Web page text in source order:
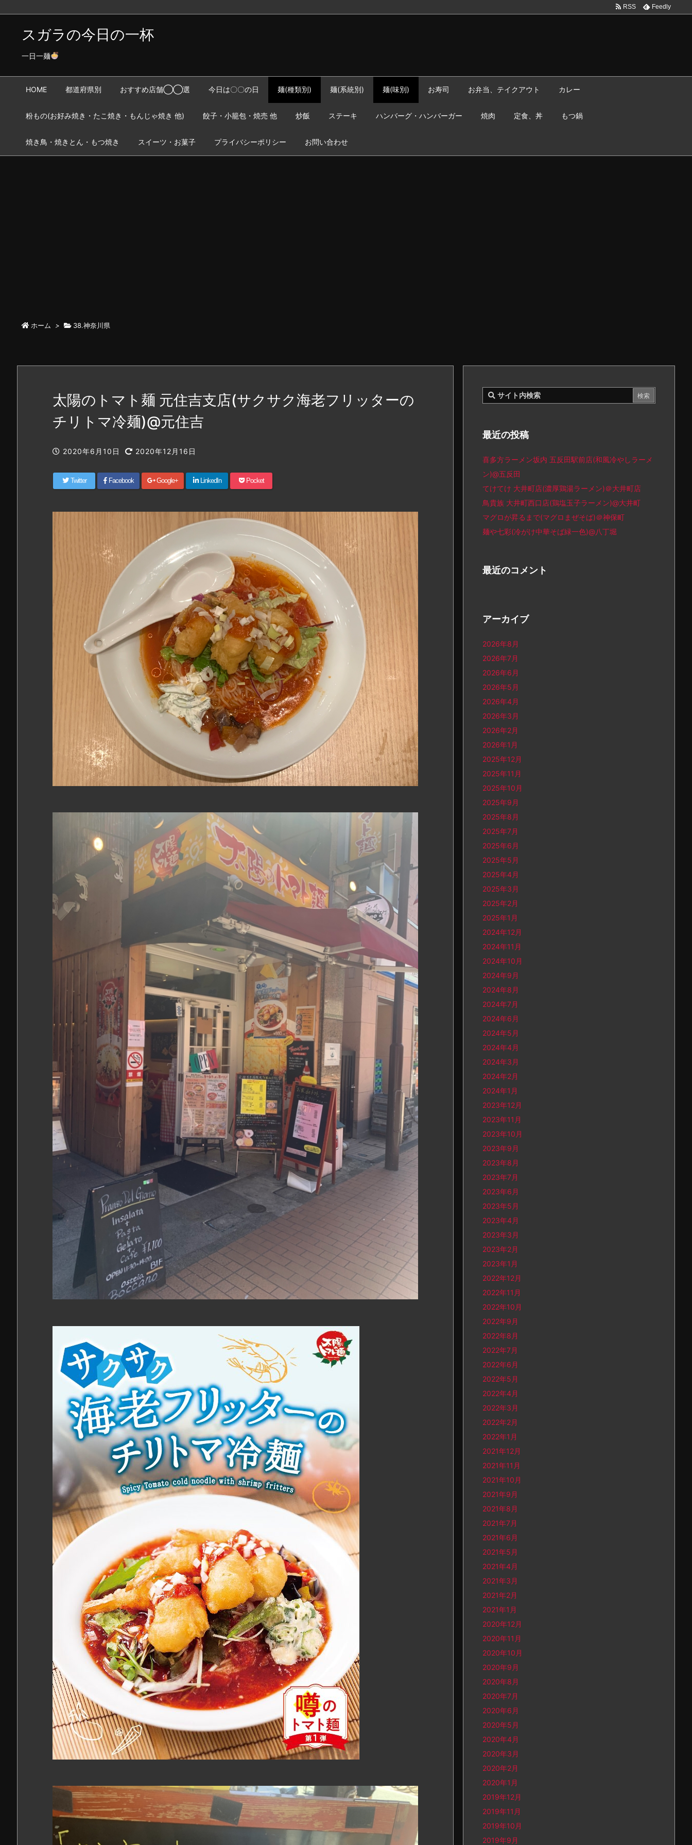
スガラの今日の一杯
一日一麺
HOME 都道府県別 おすすめ店舗◯◯選 今日は〇〇の日 麺(種類別) 麺(系統別) 麺(味別) お寿司 お弁当、テイクアウト カレー
粉もの(お好み焼き・たこ焼き・もんじゃ焼き 他) 餃子・小籠包・焼売 他 炒飯 ステーキ ハンバーグ・ハンバーガー 焼肉 定食、丼 もつ鍋
焼き鳥・焼きとん・もつ焼き スイーツ・お菓子 プライバシーポリシー お問い合わせ
RSS Feedly
ホーム > 38.神奈川県
太陽のトマト麺 元住吉支店(サクサク海老フリッターの
チリトマ冷麺)@元住吉
2020年6月10日 2020年12月16日
Twitter Facebook Google+ LinkedIn Pocket
最近の投稿
喜多方ラーメン坂内 五反田駅前店(和風冷やしラーメ
ン)@五反田
てけてけ 大井町店(濃厚鶏湯ラーメン)＠大井町店
鳥貴族 大井町西口店(鶏塩玉子ラーメン)@大井町
マグロが昇るまで(マグロまぜそば)＠神保町
麺や七彩(冷がけ中華そば緑一色)@八丁堀
最近のコメント
アーカイブ
2026年8月
2026年7月
2026年6月
2026年5月
2026年4月
2026年3月
2026年2月
2026年1月
2025年12月
2025年11月
2025年10月
2025年9月
2025年8月
2025年7月
2025年6月
2025年5月
2025年4月
2025年3月
2025年2月
2025年1月
2024年12月
2024年11月
2024年10月
2024年9月
2024年8月
2024年7月
2024年6月
2024年5月
2024年4月
2024年3月
2024年2月
2024年1月
2023年12月
2023年11月
2023年10月
2023年9月
2023年8月
2023年7月
2023年6月
2023年5月
2023年4月
2023年3月
2023年2月
2023年1月
2022年12月
2022年11月
2022年10月
2022年9月
2022年8月
2022年7月
2022年6月
2022年5月
2022年4月
2022年3月
2022年2月
2022年1月
2021年12月
2021年11月
2021年10月
2021年9月
2021年8月
2021年7月
2021年6月
2021年5月
2021年4月
2021年3月
2021年2月
2021年1月
2020年12月
2020年11月
2020年10月
2020年9月
2020年8月
2020年7月
2020年6月
2020年5月
2020年4月
2020年3月
2020年2月
2020年1月
2019年12月
2019年11月
2019年10月
2019年9月